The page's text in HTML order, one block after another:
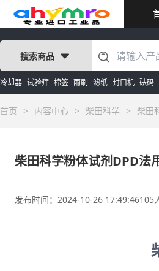
搜索商品
冷却器 试验筛 棉签 雨刷 滤纸 封口机 砝码
首页 > 内容中心 > 柴田科学 > 柴田
柴田科学粉体试剂DPD法
发布时间：2024-10-26 17:49:46105